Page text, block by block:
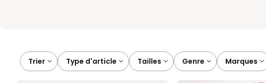
Trier
type d'article tailles genre marques